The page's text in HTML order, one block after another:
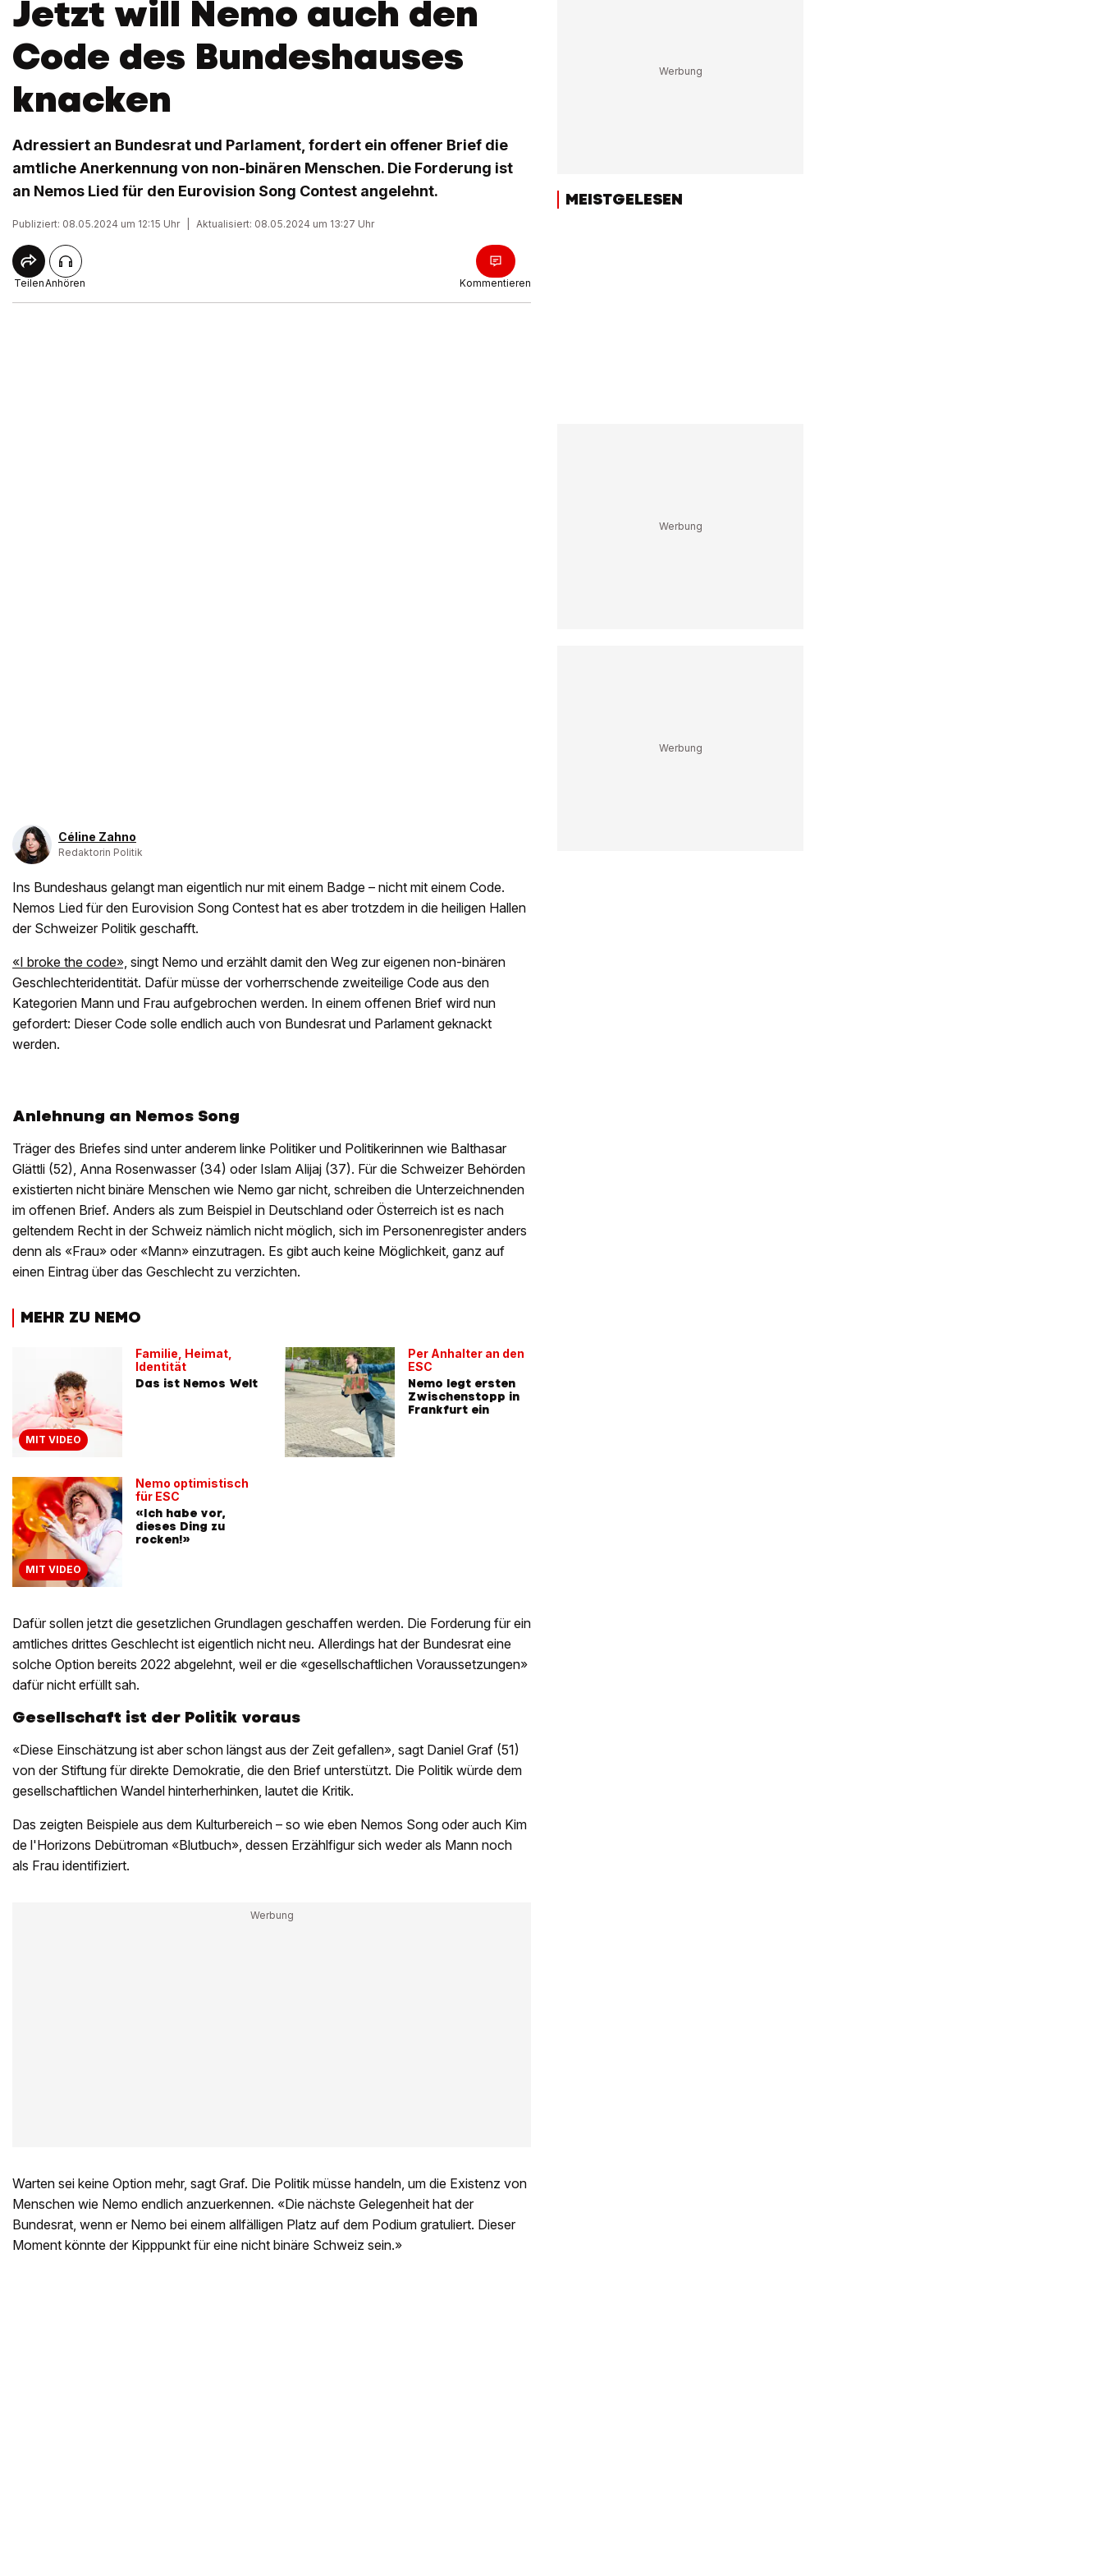
Jetzt will Nemo auch den
Code des Bundeshauses
knacken
Adressiert an Bundesrat und Parlament, fordert ein offener Brief die
amtliche Anerkennung von non-binären Menschen. Die Forderung ist
an Nemos Lied für den Eurovision Song Contest angelehnt.
Publiziert: 08.05.2024 um 12:15 Uhr Aktualisiert: 08.05.2024 um 13:27 Uhr
TeilenAnhören Kommentieren
Céline Zahno
Redaktorin Politik
Ins Bundeshaus gelangt man eigentlich nur mit einem Badge – nicht mit einem Code.
Nemos Lied für den Eurovision Song Contest hat es aber trotzdem in die heiligen Hallen
der Schweizer Politik geschafft.
«I broke the code», singt Nemo und erzählt damit den Weg zur eigenen non-binären
Geschlechteridentität. Dafür müsse der vorherrschende zweiteilige Code aus den
Kategorien Mann und Frau aufgebrochen werden. In einem offenen Brief wird nun
gefordert: Dieser Code solle endlich auch von Bundesrat und Parlament geknackt
werden.
Anlehnung an Nemos Song
Träger des Briefes sind unter anderem linke Politiker und Politikerinnen wie Balthasar
Glättli (52), Anna Rosenwasser (34) oder Islam Alijaj (37). Für die Schweizer Behörden
existierten nicht binäre Menschen wie Nemo gar nicht, schreiben die Unterzeichnenden
im offenen Brief. Anders als zum Beispiel in Deutschland oder Österreich ist es nach
geltendem Recht in der Schweiz nämlich nicht möglich, sich im Personenregister anders
denn als «Frau» oder «Mann» einzutragen. Es gibt auch keine Möglichkeit, ganz auf
einen Eintrag über das Geschlecht zu verzichten.
MEHR ZU NEMO
MIT VIDEO
Familie, Heimat,
Identität
Das ist Nemos Welt
MIT VIDEO
Nemo optimistisch
für ESC
«Ich habe vor,
dieses Ding zu
rocken!»
Per Anhalter an den
ESC
Nemo legt ersten
Zwischenstopp in
Frankfurt ein
Dafür sollen jetzt die gesetzlichen Grundlagen geschaffen werden. Die Forderung für ein
amtliches drittes Geschlecht ist eigentlich nicht neu. Allerdings hat der Bundesrat eine
solche Option bereits 2022 abgelehnt, weil er die «gesellschaftlichen Voraussetzungen»
dafür nicht erfüllt sah.
Gesellschaft ist der Politik voraus
«Diese Einschätzung ist aber schon längst aus der Zeit gefallen», sagt Daniel Graf (51)
von der Stiftung für direkte Demokratie, die den Brief unterstützt. Die Politik würde dem
gesellschaftlichen Wandel hinterherhinken, lautet die Kritik.
Das zeigten Beispiele aus dem Kulturbereich – so wie eben Nemos Song oder auch Kim
de l'Horizons Debütroman «Blutbuch», dessen Erzählfigur sich weder als Mann noch
als Frau identifiziert.
Warten sei keine Option mehr, sagt Graf. Die Politik müsse handeln, um die Existenz von
Menschen wie Nemo endlich anzuerkennen. «Die nächste Gelegenheit hat der
Bundesrat, wenn er Nemo bei einem allfälligen Platz auf dem Podium gratuliert. Dieser
Moment könnte der Kipppunkt für eine nicht binäre Schweiz sein.»
MEISTGELESEN